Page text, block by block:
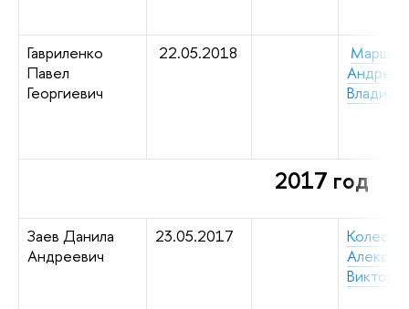
Гавриленко
Павел
Георгиевич
22.05.2018
Андрей
2017 год
Заев Данила
Андреевич
23.05.2017